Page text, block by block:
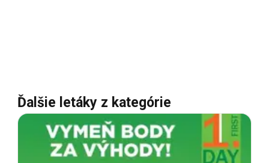
Ďalšie letáky z kategórie